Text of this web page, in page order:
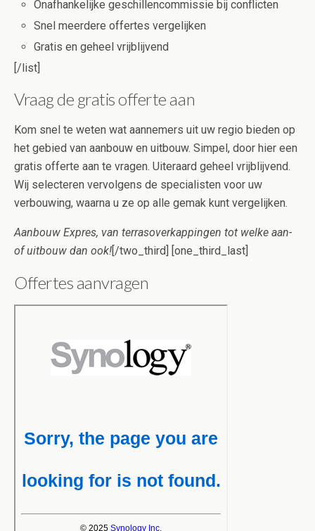
Onafhankelijke geschillencommissie bij conflicten
Snel meerdere offertes vergelijken
Gratis en geheel vrijblijvend
[/list]
Vraag de gratis offerte aan
Kom snel te weten wat aannemers uit uw regio bieden op
het gebied van aanbouw en uitbouw. Simpel, door hier een
gratis offerte aan te vragen. Uiteraard geheel vrijblijvend.
Wij selecteren vervolgens de specialisten voor uw
verbouwing, waarna u ze op alle gemak kunt vergelijken.
Aanbouw Expres, van terrasoverkappingen tot welke aan-
of uitbouw dan ook! [/two_third] [one_third_last]
Offertes aanvragen